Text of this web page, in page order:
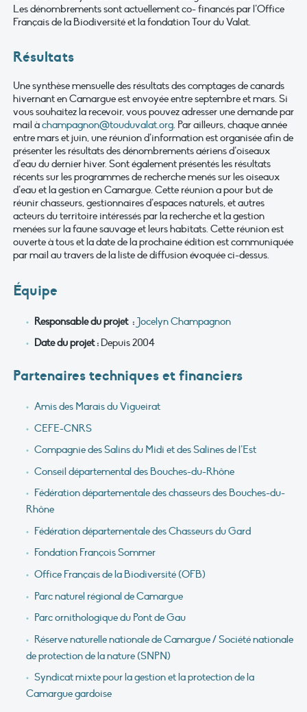
Les dénombrements sont actuellement co- financés par l’Office
Français de la Biodiversité et la fondation Tour du Valat.
Résultats
Une synthèse mensuelle des résultats des comptages de canards
hivernant en Camargue est envoyée entre septembre et mars. Si
vous souhaitez la recevoir, vous pouvez adresser une demande par
mail àchampagnon@touduvalat.org. Par ailleurs, chaque année
entre mars et juin, une réunion d’information est organisée afin de
présenter les résultats des dénombrements aériens d’oiseaux
d’eau du dernier hiver. Sont également présentés les résultats
récents sur les programmes de recherche menés sur les oiseaux
d’eau et la gestion en Camargue. Cette réunion a pour but de
réunir chasseurs, gestionnaires d’espaces naturels, et autres
acteurs du territoire intéressés par la recherche et la gestion
menées sur la faune sauvage et leurs habitats. Cette réunion est
ouverte à tous et la date de la prochaine édition est communiquée
par mail au travers de la liste de diffusion évoquée ci-dessus.
Équipe
Responsable du projet : Jocelyn Champagnon
Date du projet :Depuis 2004
Partenaires techniques et financiers
Amis des Marais du Vigueirat
CEFE-CNRS
Compagnie des Salins du Midi et des Salines de l’Est
Conseil départemental des Bouches-du-Rhône
Fédération départementale des chasseurs des Bouches-du-
Rhône
Fédération départementale des Chasseurs du Gard
Fondation François Sommer
Office Français de la Biodiversité (OFB)
Parc naturel régional de Camargue
Parc ornithologique du Pont de Gau
Réserve naturelle nationale de Camargue / Société nationale
de protection de la nature (SNPN)
Syndicat mixte pour la gestion et la protection de la
Camargue gardoise